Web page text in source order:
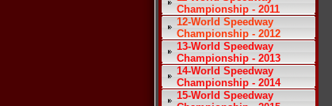
Championship - 2011
12-World Speedway
Championship - 2012
13-World Speedway
Championship - 2013
14-World Speedway
Championship - 2014
15-World Speedway